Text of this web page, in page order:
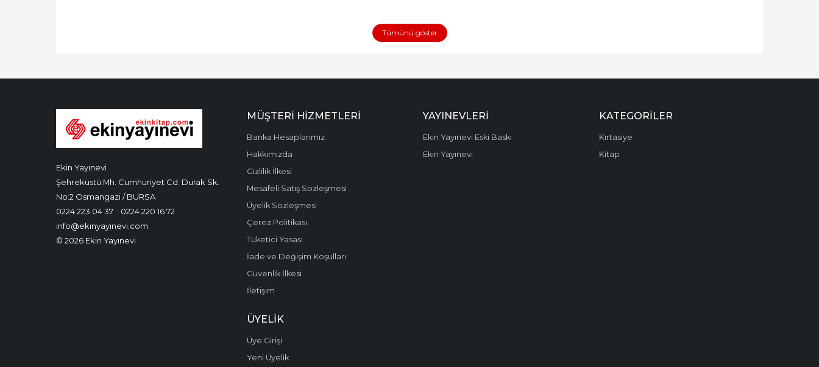
Tümünü göster
Ekin Yayınevi
Şehreküstü Mh. Cumhuriyet Cd. Durak Sk.
No:2 Osmangazi / BURSA
0224 223 04 37
0224 220 16 72
info@ekinyayinevi.com
© 2026 Ekin Yayınevi
MÜŞTERI HIZMETLERI
Banka Hesaplarımız
Hakkımızda
Gizlilik İlkesi
Mesafeli Satış Sözleşmesi
Üyelik Sözleşmesi
Çerez Politikası
Tüketici Yasası
İade ve Değişim Koşulları
Güvenlik İlkesi
İletişim
YAYINEVLERI
Ekin Yayınevi Eski Baskı
Ekin Yayınevi
KATEGORILER
Kırtasiye
Kitap
ÜYELIK
Üye Girişi
Yeni Üyelik